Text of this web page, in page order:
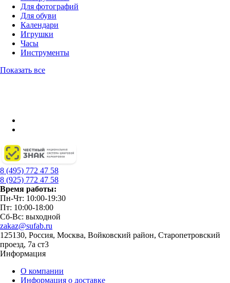
Для фотографий
Для обуви
Календари
Игрушки
Часы
Инструменты
Показать все
8 (495) 772 47 58
8 (925) 772 47 58
Время работы:
Пн-Чт: 10:00-19:30
Пт: 10:00-18:00
Сб-Вс: выходной
zakaz@sufab.ru
125130, Россия, Москва, Войковский район, Старопетровский
проезд, 7а ст3
Информация
О компании
Информация о доставке